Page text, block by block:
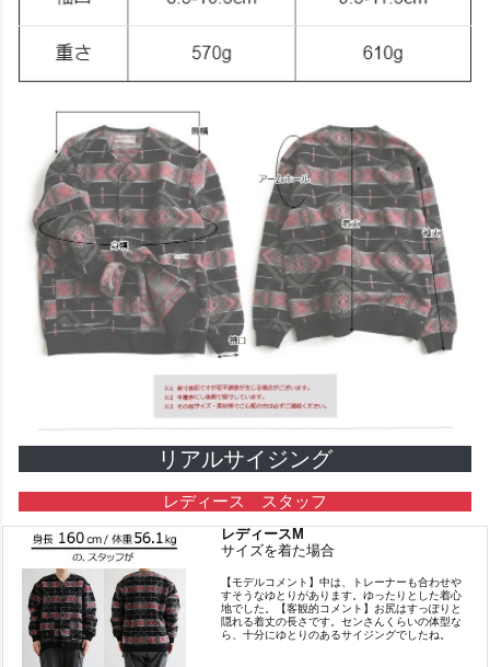
リアルサイジング
レディース スタッフ
レディースM
サイズを着た場合
【モデルコメント】中は、トレーナーも合わせや
すそうなゆとりがあります。ゆったりとした着心
地でした。【客観的コメント】お尻はすっぽりと
隠れる着丈の長さです。センさんくらいの体型な
ら、十分にゆとりのあるサイジングでしたね。